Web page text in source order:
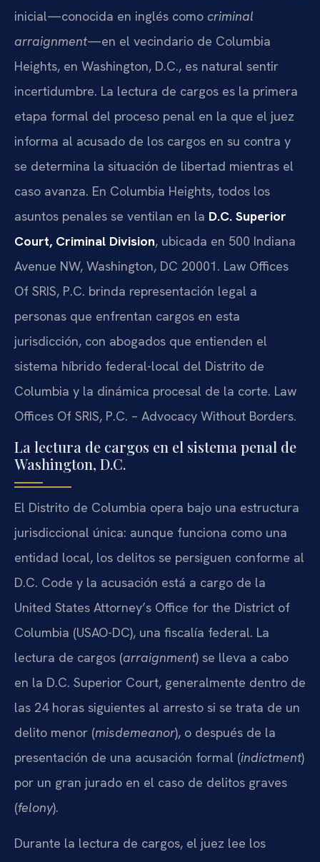
inicial—conocida en inglés como criminal
arraignment—en el vecindario de Columbia
Heights, en Washington, D.C., es natural sentir
incertidumbre. La lectura de cargos es la primera
etapa formal del proceso penal en la que el juez
informa al acusado de los cargos en su contra y
se determina la situación de libertad mientras el
caso avanza. En Columbia Heights, todos los
asuntos penales se ventilan en la D.C. Superior
Court, Criminal Division, ubicada en 500 Indiana
Avenue NW, Washington, DC 20001. Law Offices
Of SRIS, P.C. brinda representación legal a
personas que enfrentan cargos en esta
jurisdicción, con abogados que entienden el
sistema híbrido federal-local del Distrito de
Columbia y la dinámica procesal de la corte. Law
Offices Of SRIS, P.C. – Advocacy Without Borders.
La lectura de cargos en el sistema penal de
Washington, D.C.
El Distrito de Columbia opera bajo una estructura
jurisdiccional única: aunque funciona como una
entidad local, los delitos se persiguen conforme al
D.C. Code y la acusación está a cargo de la
United States Attorney’s Office for the District of
Columbia (USAO-DC), una fiscalía federal. La
lectura de cargos (arraignment) se lleva a cabo
en la D.C. Superior Court, generalmente dentro de
las 24 horas siguientes al arresto si se trata de un
delito menor (misdemeanor), o después de la
presentación de una acusación formal (indictment)
por un gran jurado en el caso de delitos graves
(felony).
Durante la lectura de cargos, el juez lee los